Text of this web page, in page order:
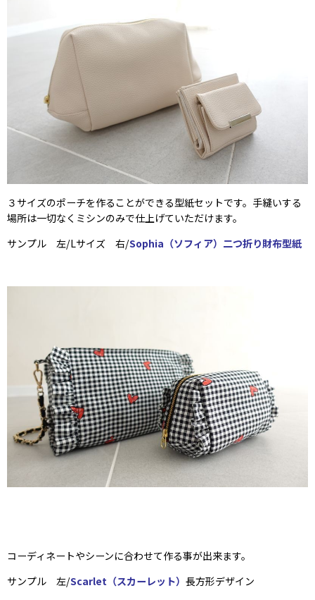
３サイズのポーチを作ることができる型紙セットです。手縫いする
場所は一切なくミシンのみで仕上げていただけます。
サンプル 左/Lサイズ 右/Sophia（ソフィア）二つ折り財布型紙
コーディネートやシーンに合わせて作る事が出来ます。
サンプル 左/Scarlet（スカーレット） 長方形デザイン